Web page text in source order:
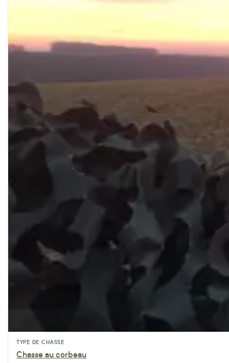
TYPE DE CHASSE
Chasse au corbeau